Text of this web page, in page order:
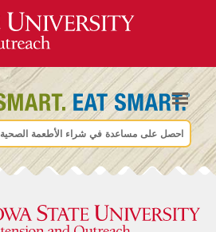
احصل على مساعدة في شراء الأطعمة الصحية